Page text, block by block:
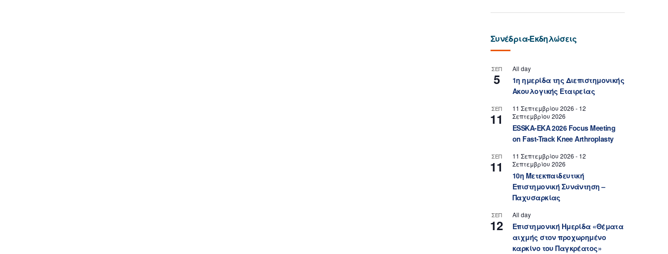
Συνέδρια-Εκδηλώσεις
ΣΕΠ
5
All day
1η ημερίδα της Διεπιστημονικής
Ακουλογικής Εταιρείας
ΣΕΠ
11
11 Σεπτεμβρίου 2026 - 12
Σεπτεμβρίου 2026
ESSKA-EKA 2026 Focus Meeting
on Fast-Track Knee Arthroplasty
ΣΕΠ
11
11 Σεπτεμβρίου 2026 - 12
Σεπτεμβρίου 2026
10η Μετεκπαιδευτική
Επιστημονική Συνάντηση –
Παχυσαρκίας
ΣΕΠ
12
All day
Επιστημονική Ημερίδα «Θέματα
αιχμής στον προχωρημένο
καρκίνο του Παγκρέατος»